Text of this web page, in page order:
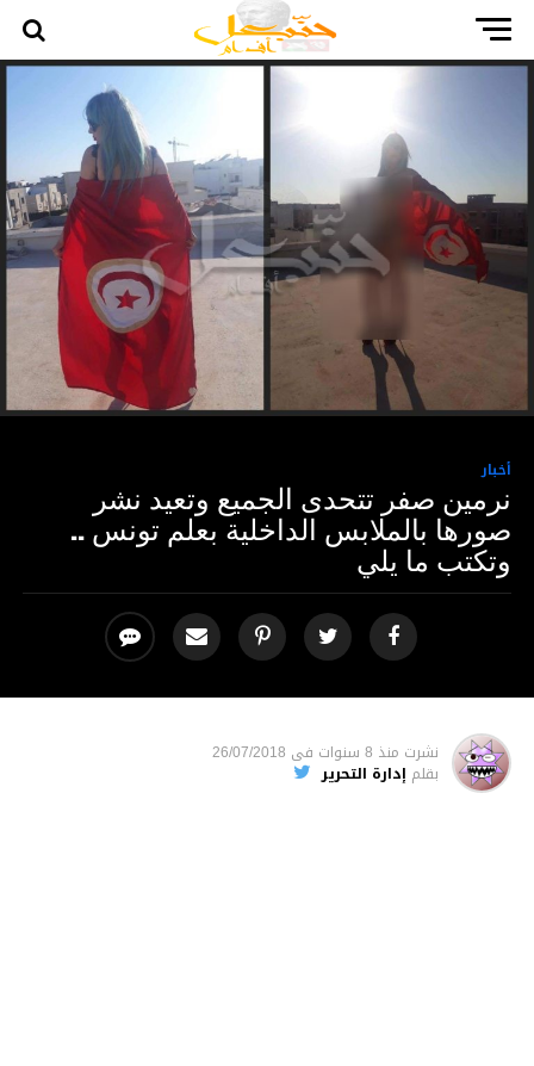
أخبار
نرمين صفر تتحدى الجميع وتعيد نشر
صورها بالملابس الداخلية بعلم تونس ..
وتكتب ما يلي
نشرت منذ 8 سنوات فى 26/07/2018
بقلم إدارة التحرير